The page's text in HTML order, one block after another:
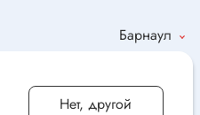
Барнаул
Нет, другой